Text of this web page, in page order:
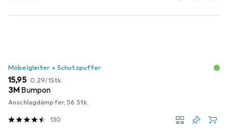
Möbelgleiter + Schutzpuffer
EUR
15,95 EUR
0,29/1Stk.
3M Bumpon
Anschlagdämpfer, 56 Stk.
130